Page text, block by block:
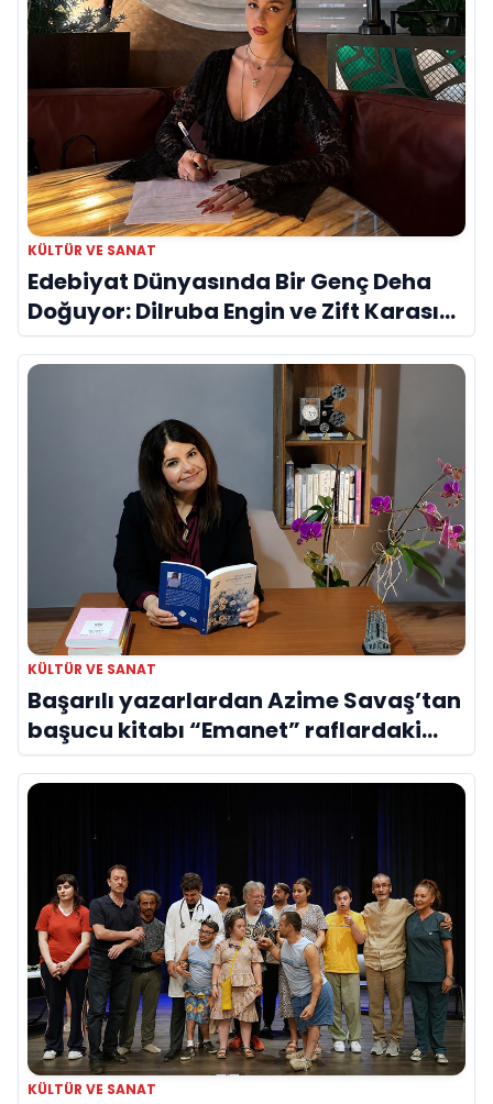
KÜLTÜR VE SANAT
Edebiyat Dünyasında Bir Genç Deha
Doğuyor: Dilruba Engin ve Zift Karası
Evreni ‘AVENOİR’
KÜLTÜR VE SANAT
Başarılı yazarlardan Azime Savaş’tan
başucu kitabı “Emanet” raflardaki
yerini aldı
KÜLTÜR VE SANAT